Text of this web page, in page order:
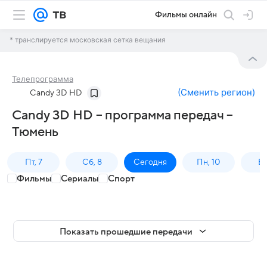
Фильмы онлайн
* транслируется московская сетка вещания
Телепрограмма
Candy 3D HD (Сменить регион)
Candy 3D HD – программа передач –
Тюмень
Пт, 7 Сб, 8 Сегодня Пн, 10
Фильмы Сериалы Спорт
Показать прошедшие передачи